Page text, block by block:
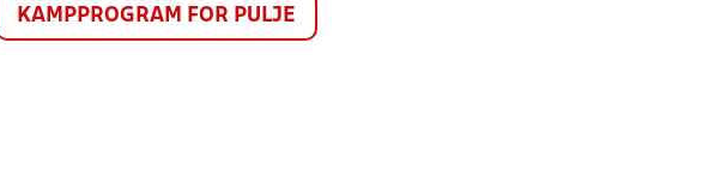
KAMPPROGRAM FOR PULJE